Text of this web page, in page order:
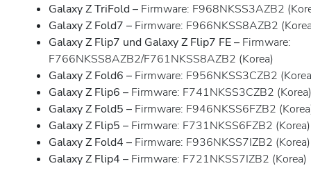
Galaxy Z TriFold – Firmware: F968NKSS3AZB2
Galaxy Z Fold7 – Firmware: F966NKSS8AZB2
Galaxy Z Flip7 und Galaxy Z Flip7 FE – Firmware:
F766NKSS8AZB2/F761NKSS8AZB2 (Korea)
Galaxy Z Fold6 – Firmware: F956NKSS3CZB2
Galaxy Z Flip6 – Firmware: F741NKSS3CZB2 (Korea)
Galaxy Z Fold5 – Firmware: F946NKSS6FZB2
Galaxy Z Flip5 – Firmware: F731NKSS6FZB2 (Korea)
Galaxy Z Fold4 – Firmware: F936NKSS7IZB2 (Korea)
Galaxy Z Flip4 – Firmware: F721NKSS7IZB2 (Korea)